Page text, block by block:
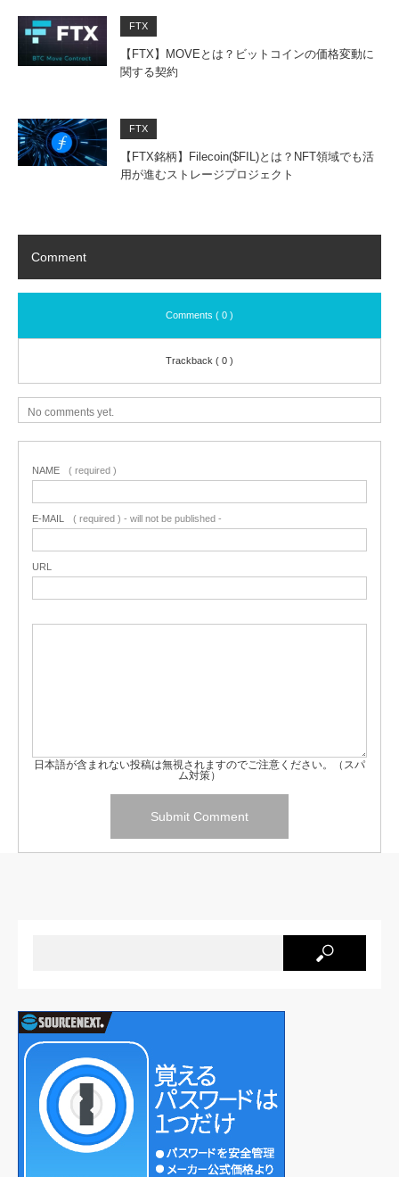
FTX
【FTX】MOVEとは？ビットコインの価格変動に
関する契約
FTX
【FTX銘柄】Filecoin($FIL)とは？NFT領域でも活
用が進むストレージプロジェクト
Comment
Comments ( 0 )
Trackback ( 0 )
No comments yet.
NAME ( required )
E-MAIL ( required ) - will not be published -
URL
日本語が含まれない投稿は無視されますのでご注意ください。（スパ
ム対策）